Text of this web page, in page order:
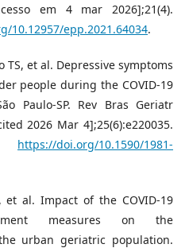
em 4 mar 2026];21(4).
10.12957/epp.2021.64034.
TS, et al. Depressive symptoms
people during the COVID-19
Paulo-SP. Rev Bras Geriatr
2026 Mar 4];25(6):e220035.
https://doi.org/10.1590/1981-
et al. Impact of the COVID-19
measures on the
urban geriatric population.